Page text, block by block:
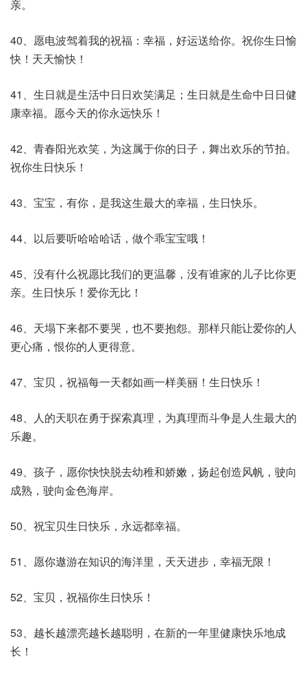
亲。
40、愿电波驾着我的祝福：幸福，好运送给你。祝你生日愉
快！天天愉快！
41、生日就是生活中日日欢笑满足；生日就是生命中日日健
康幸福。愿今天的你永远快乐！
42、青春阳光欢笑，为这属于你的日子，舞出欢乐的节拍。
祝你生日快乐！
43、宝宝，有你，是我这生最大的幸福，生日快乐。
44、以后要听哈哈哈话，做个乖宝宝哦！
45、没有什么祝愿比我们的更温馨，没有谁家的儿子比你更
亲。生日快乐！爱你无比！
46、天塌下来都不要哭，也不要抱怨。那样只能让爱你的人
更心痛，恨你的人更得意。
47、宝贝，祝福每一天都如画一样美丽！生日快乐！
48、人的天职在勇于探索真理，为真理而斗争是人生最大的
乐趣。
49、孩子，愿你快快脱去幼稚和娇嫩，扬起创造风帆，驶向
成熟，驶向金色海岸。
50、祝宝贝生日快乐，永远都幸福。
51、愿你遨游在知识的海洋里，天天进步，幸福无限！
52、宝贝，祝福你生日快乐！
53、越长越漂亮越长越聪明，在新的一年里健康快乐地成
长！